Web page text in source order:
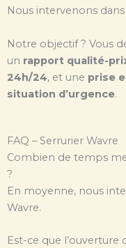
Nous intervenons
Notre objectif ? Vous
un rapport qualité-
24h/24, et une prise
situation d’urgence.
FAQ – Serrurier Wavre
Combien de temps
?
En moyenne, nous
Wavre.
Est-ce que